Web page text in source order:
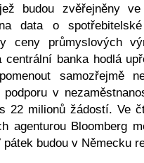
budou zvěřejněny
data o
ceny průmyslových
centrální banka hodlá
samozřejmě
v
22 milionů žádostí. Ve
agenturou Bloomberg
pátek budou v Německu